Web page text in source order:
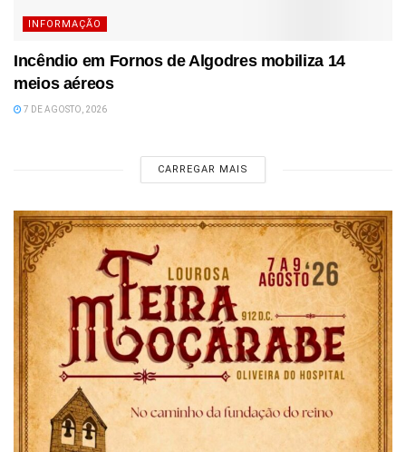
INFORMAÇÃO
Incêndio em Fornos de Algodres mobiliza 14
meios aéreos
7 DE AGOSTO, 2026
CARREGAR MAIS